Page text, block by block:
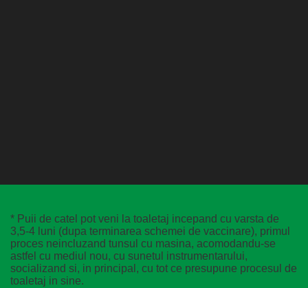
* Puii de catel pot veni la toaletaj incepand cu varsta de
3,5-4 luni (dupa terminarea schemei de vaccinare), primul
proces neincluzand tunsul cu masina, acomodandu-se
astfel cu mediul nou, cu sunetul instrumentarului,
socializand si, in principal, cu tot ce presupune procesul de
toaletaj in sine.